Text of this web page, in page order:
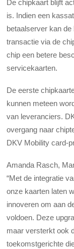
De chipkaart blijft
is. Indien een
betaalserver kan
transactie via de
chip een betere
servicekaarten.
De eerste
kunnen meteen
van leveranciers.
overgang naar
DKV Mobility card-
Amanda Rasch,
“Met de integratie
onze kaarten laten
innoveren om aan
voldoen. Deze
maar versterkt ook
toekomstgerichte